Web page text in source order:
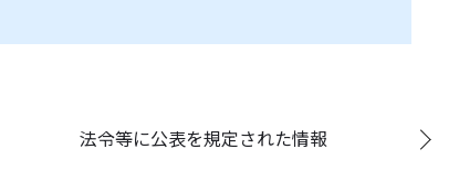
法令等に公表を規定された情報